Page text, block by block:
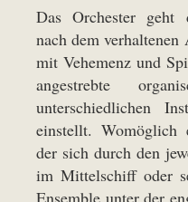
Das Orchester geht
nach dem
mit Vehemenz und
angestrebte
unterschiedlichen
einstellt. Womöglich
der sich durch den
im Mittelschiff oder
Ensemble unter der